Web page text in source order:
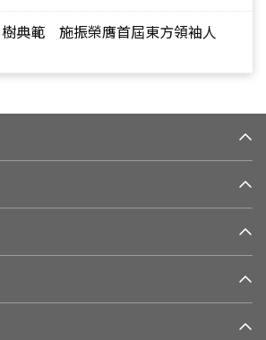
樹典範 施振榮膺首屆東方領袖人